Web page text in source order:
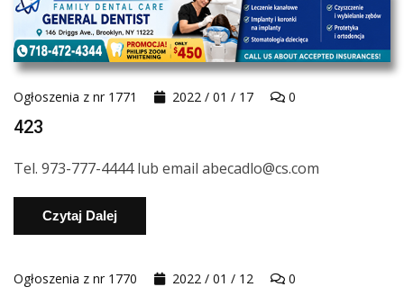
Ogłoszenia z nr 1771 2022 / 01 / 17 0
423
Tel. 973-777-4444 lub email abecadlo@cs.com
Czytaj Dalej
Ogłoszenia z nr 1770 2022 / 01 / 12 0